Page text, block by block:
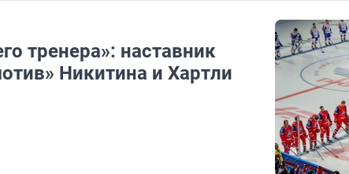
тренера»: наставник
Никитина и Хартли